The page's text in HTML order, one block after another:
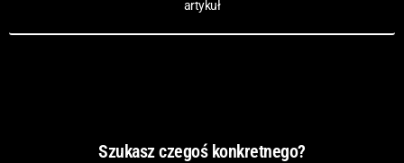
artykuł
Szukasz czegoś konkretnego?